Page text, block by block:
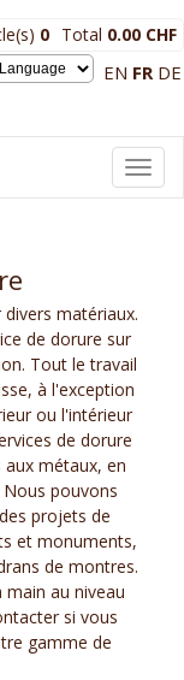
EN FR DE
0 Total 0.00 CHF
divers matériaux.
de dorure sur
Tout le travail
à l'exception
ou l'intérieur
de dorure
métaux, en
pouvons
projets de
et monuments,
de montres.
main au niveau
si vous
gamme de